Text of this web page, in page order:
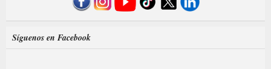
Síguenos en Facebook